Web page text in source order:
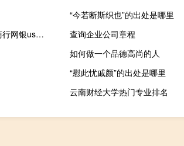
“今若断斯织也”的出处是哪里
吴江农商行网银usbkey管理工具 V1.0.3 三合一版（吴江农商行网银usbkey管理工具 V1.0.3 三合一版功能简介）
查询企业公司章程
如何做一个品德高尚的人
“慰此忧戚颜”的出处是哪里
云南财经大学热门专业排名